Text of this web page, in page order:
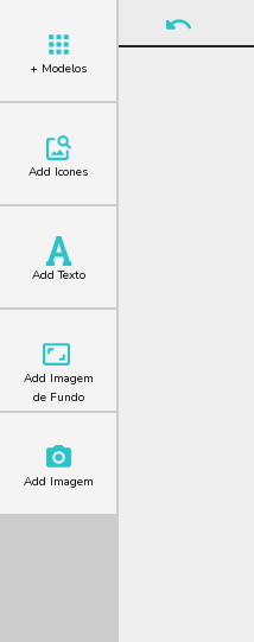
+ Modelos
Add Icones
Add Texto
Add Imagem
de Fundo
Add Imagem